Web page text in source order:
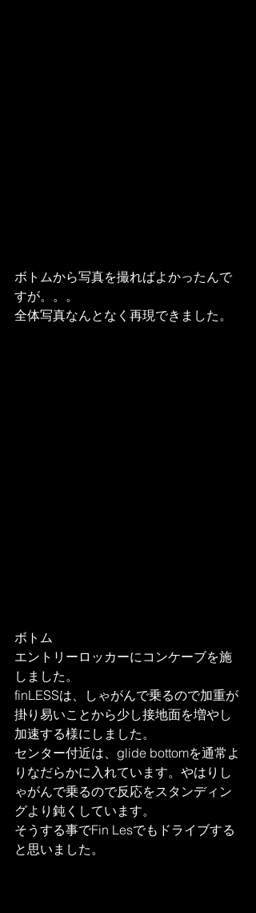
ボトムから写真を撮ればよかったんで
すが。。。
全体写真なんとなく再現できました。
ボトム
エントリーロッカーにコンケーブを施
しました。
finLESSは、しゃがんで乗るので加重が
掛り易いことから少し接地面を増やし
加速する様にしました。
センター付近は、glide bottomを通常よ
りなだらかに入れています。やはりし
ゃがんで乗るので反応をスタンディン
グより鈍くしています。
そうする事でFin Lesでもドライブする
と思いました。